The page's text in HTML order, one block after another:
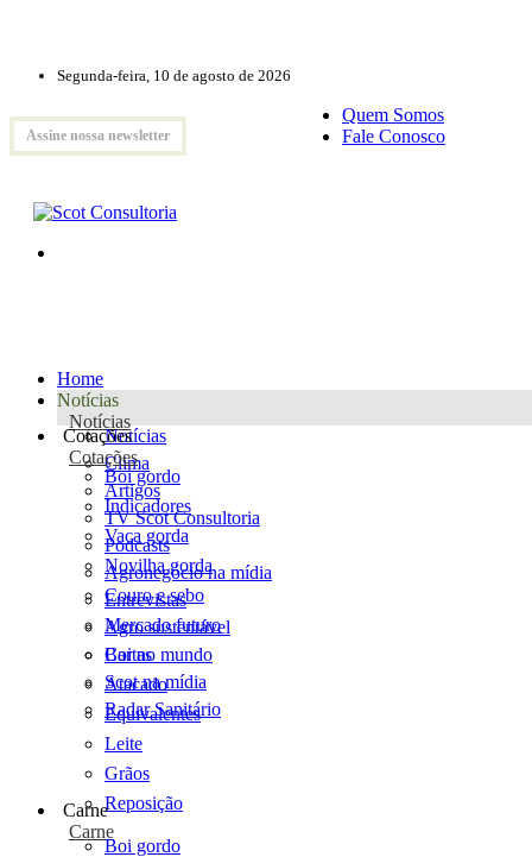
Segunda-feira, 10 de agosto de 2026
Assine nossa newsletter
Quem Somos
Fale Conosco
Home
Notícias
Notícias
Notícias
Clima
Artigos
TV Scot Consultoria
Podcasts
Agronegócio na mídia
Entrevistas
Agro sustentável
Cartas
Scot na mídia
Radar Sanitário
Cotações
Cotações
Boi gordo
Indicadores
Vaca gorda
Novilha gorda
Couro e sebo
Mercado futuro
Boi no mundo
Atacado
Equivalentes
Leite
Grãos
Reposição
Carne
Carne
Boi gordo